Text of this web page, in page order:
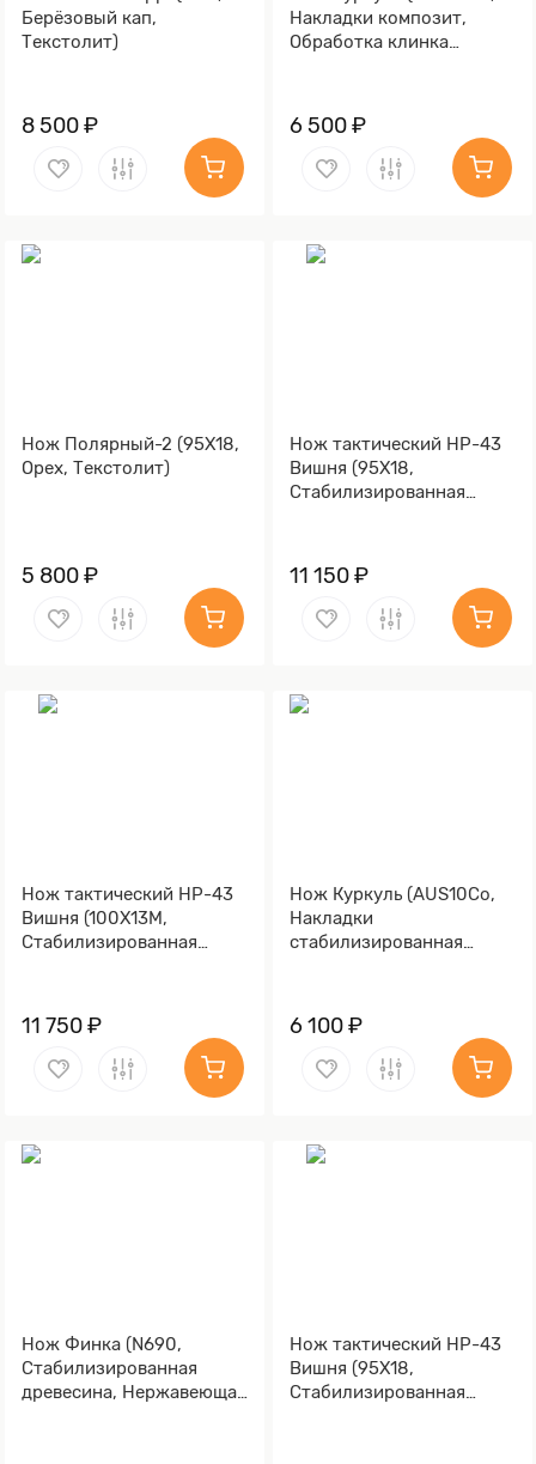
Берёзовый кап,
Текстолит)
8 500 ₽
Накладки композит,
Обработка клинка
6 500 ₽
Нож Полярный-2 (95Х18,
Орех, Текстолит)
5 800 ₽
Нож тактический НР-43
Вишня (95Х18,
Стабилизированная
Обработка клинка
Stonewash)
11 150 ₽
Нож тактический НР-43
Вишня (100Х13М,
Стабилизированная
Обработка клинка
Stonewash)
11 750 ₽
Нож Куркуль (AUS10Co,
Накладки
стабилизированная
Stonewash)
6 100 ₽
Нож Финка (N690,
Стабилизированная
древесина, Нержавеющая
Нож тактический НР-43
Вишня (95Х18,
Стабилизированная